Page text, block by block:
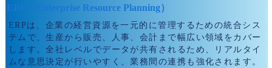
ERP（Enterprise Resource Planning）
ERPは、企業の経営資源を一元的に管理するための統合シス
テムで、生産から販売、人事、会計まで幅広い領域をカバー
します。全社レベルでデータが共有されるため、リアルタイ
ムな意思決定が行いやすく、業務間の連携も強化されます。